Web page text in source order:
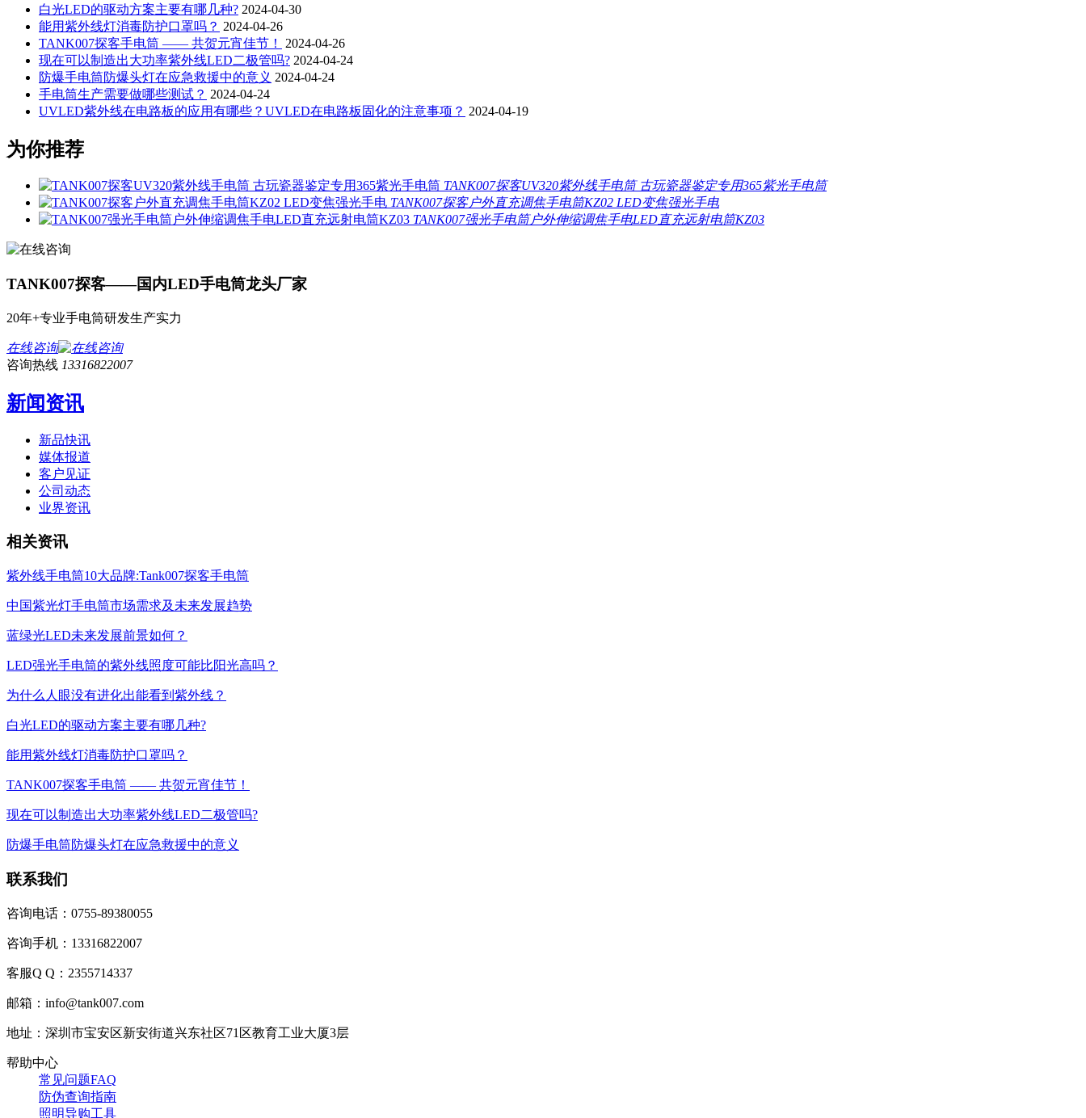
白光LED的驱动方案主要有哪几种? 2024-04-30
能用紫外线灯消毒防护口罩吗？ 2024-04-26
TANK007探客手电筒 —— 共贺元宵佳节！
2024-04-26
现在可以制造出大功率紫外线LED二极管吗? 2024-04-24
防爆手电筒防爆头灯在应急救援中的意义 2024-04-24
手电筒生产需要做哪些测试？ 2024-04-24
UVLED紫外线在电路板的应用有哪些？UVLED在电路板固化的注意事项？ 2024-04-19
为你推荐
TANK007探客UV320紫外线手电筒 古玩瓷器鉴定专用365紫光手电筒
TANK007探客户外直充调焦手电筒KZ02 LED变焦强光手电
TANK007强光手电筒户外伸缩调焦手电LED直充远射电筒KZ03
TANK007探客——国内LED手电筒龙头厂家
20年+专业手电筒研发生产实力
在线咨询
咨询热线 13316822007
新闻资讯
新品快讯
媒体报道
客户见证
公司动态
业界资讯
相关资讯
紫外线手电筒10大品牌:Tank007探客手电筒
中国紫光灯手电筒市场需求及未来发展趋势
蓝绿光LED未来发展前景如何？
LED强光手电筒的紫外线照度可能比阳光高吗？
为什么人眼没有进化出能看到紫外线？
白光LED的驱动方案主要有哪几种?
能用紫外线灯消毒防护口罩吗？
TANK007探客手电筒 —— 共贺元宵佳节！
现在可以制造出大功率紫外线LED二极管吗?
防爆手电筒防爆头灯在应急救援中的意义
联系我们
咨询电话：0755-89380055
咨询手机：13316822007
客服Q Q：2355714337
邮箱：info@tank007.com
地址：深圳市宝安区新安街道兴东社区71区教育工业大厦3层
帮助中心
常见问题FAQ
防伪查询指南
照明导购工具